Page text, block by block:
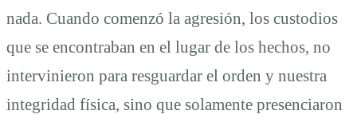
nada. Cuando comenzó la agresión, los custodios
que se encontraban en el lugar de los hechos, no
intervinieron para resguardar el orden y nuestra
integridad física, sino que solamente presenciaron